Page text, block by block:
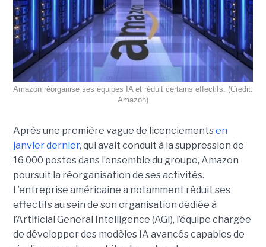
Amazon réorganise ses équipes IA et réduit certains effectifs. (Crédit:
Amazon)
Après une première vague de licenciementsen
janvier dernier, qui avait conduit à la suppression de
16 000 postes dans l’ensemble du groupe, Amazon
poursuit la réorganisation de ses activités.
L’entreprise américaine a notamment réduit ses
effectifs au sein de son organisation dédiée à
l’Artificial General Intelligence (AGI), l’équipe chargée
de développer des modèles IA avancés capables de